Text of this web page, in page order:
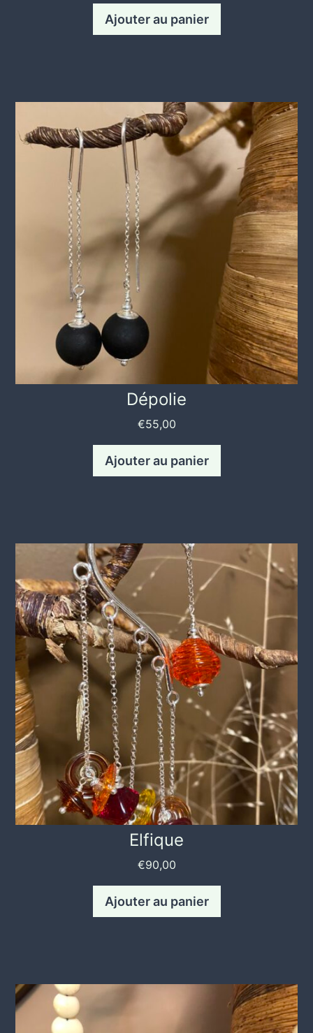
Ajouter au panier
Dépolie
€55,00
Ajouter au panier
Elfique
€90,00
Ajouter au panier